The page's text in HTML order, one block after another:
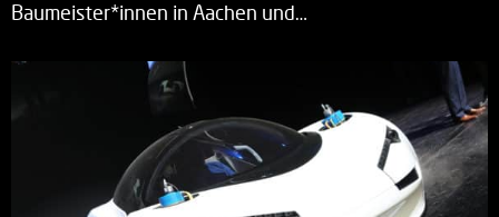
Baumeister*innen in Aachen und…